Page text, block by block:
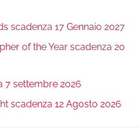
scadenza 17 Gennaio 2027
of the Year scadenza 20
7 settembre 2026
scadenza 12 Agosto 2026